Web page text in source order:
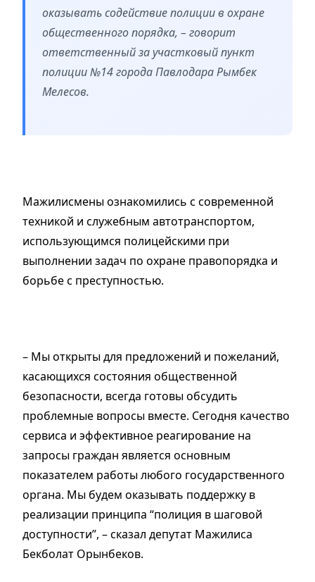
оказывать содействие полиции в охране
общественного порядка, – говорит
ответственный за участковый пункт
полиции №14 города Павлодара Рымбек
Мелесов.
Мажилисмены ознакомились с современной
техникой и служебным автотранспортом,
использующимся полицейскими при
выполнении задач по охране правопорядка и
борьбе с преступностью.
– Мы открыты для предложений и пожеланий,
касающихся состояния общественной
безопасности, всегда готовы обсудить
проблемные вопросы вместе. Сегодня качество
сервиса и эффективное реагирование на
запросы граждан является основным
показателем работы любого государственного
органа. Мы будем оказывать поддержку в
реализации принципа “полиция в шаговой
доступности”, – сказал депутат Мажилиса
Бекболат Орынбеков.